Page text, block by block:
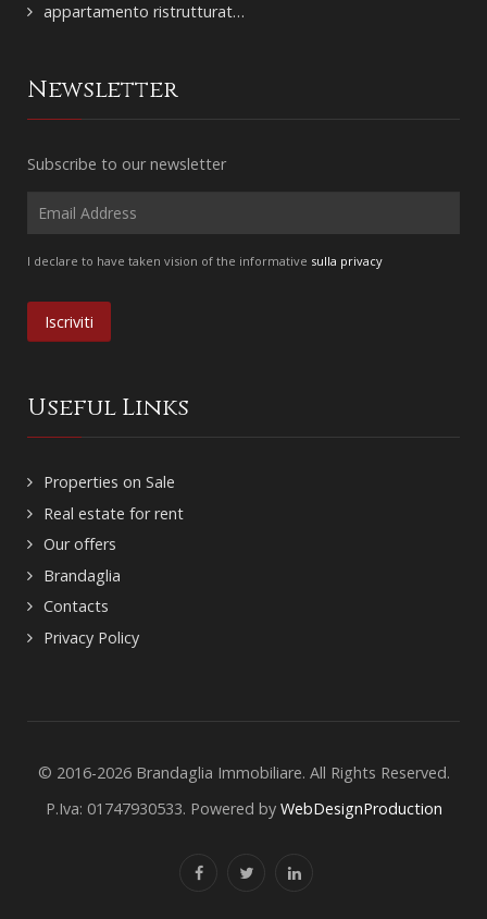
appartamento ristrutturat…
Newsletter
Subscribe to our newsletter
I declare to have taken vision of the informative sulla privacy
Useful Links
Properties on Sale
Real estate for rent
Our offers
Brandaglia
Contacts
Privacy Policy
© 2016-2026 Brandaglia Immobiliare. All Rights Reserved.
P.Iva: 01747930533. Powered by WebDesignProduction